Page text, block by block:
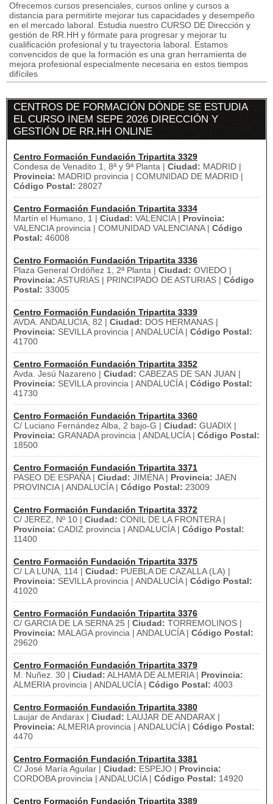
Ofrecemos cursos presenciales, cursos online y cursos a
distancia para permitirte mejorar tus capacidades y desempeño
en el mercado laboral. Estudia nuestro CURSO DE Dirección y
gestión de RR.HH y fórmate para progresar y mejorar tu
cualificación profesional y tu trayectoria laboral. Estamos
convencidos de que la formación es una gran herramienta de
mejora profesional especialmente necesaria en estos tiempos
difíciles
CENTROS DE FORMACIÓN DÓNDE SE ESTUDIA
EL CURSO INEM SEPE 2026 DIRECCIÓN Y
GESTIÓN DE RR.HH ONLINE
Centro Formación Fundación Tripartita 3329
Condesa de Venadito 1, 8ª y 9ª Planta | Ciudad: MADRID |
Provincia: MADRID provincia | COMUNIDAD DE MADRID |
Código Postal: 28027
Centro Formación Fundación Tripartita 3334
Martín el Humano, 1 | Ciudad: VALENCIA | Provincia:
VALENCIA provincia | COMUNIDAD VALENCIANA | Código
Postal: 46008
Centro Formación Fundación Tripartita 3336
Plaza General Ordóñez 1, 2ª Planta | Ciudad: OVIEDO |
Provincia: ASTURIAS | PRINCIPADO DE ASTURIAS | Código
Postal: 33005
Centro Formación Fundación Tripartita 3339
AVDA. ANDALUCIA, 82 | Ciudad: DOS HERMANAS |
Provincia: SEVILLA provincia | ANDALUCÍA | Código Postal:
41700
Centro Formación Fundación Tripartita 3352
Avda. Jesú Nazareno | Ciudad: CABEZAS DE SAN JUAN |
Provincia: SEVILLA provincia | ANDALUCÍA | Código Postal:
41730
Centro Formación Fundación Tripartita 3360
C/ Luciano Fernández Alba, 2 bajo-G | Ciudad: GUADIX |
Provincia: GRANADA provincia | ANDALUCÍA | Código Postal:
18500
Centro Formación Fundación Tripartita 3371
PASEO DE ESPAÑA | Ciudad: JIMENA | Provincia: JAEN
PROVINCIA | ANDALUCÍA | Código Postal: 23009
Centro Formación Fundación Tripartita 3372
C/ JEREZ, Nº 10 | Ciudad: CONIL DE LA FRONTERA |
Provincia: CADIZ provincia | ANDALUCÍA | Código Postal:
11400
Centro Formación Fundación Tripartita 3375
C/ LA LUNA, 114 | Ciudad: PUEBLA DE CAZALLA (LA) |
Provincia: SEVILLA provincia | ANDALUCÍA | Código Postal:
41020
Centro Formación Fundación Tripartita 3376
C/ GARCIA DE LA SERNA 25 | Ciudad: TORREMOLINOS |
Provincia: MALAGA provincia | ANDALUCÍA | Código Postal:
29620
Centro Formación Fundación Tripartita 3379
M. Nuñez. 30 | Ciudad: ALHAMA DE ALMERIA | Provincia:
ALMERIA provincia | ANDALUCÍA | Código Postal: 4003
Centro Formación Fundación Tripartita 3380
Laujar de Andarax | Ciudad: LAUJAR DE ANDARAX |
Provincia: ALMERIA provincia | ANDALUCÍA | Código Postal:
4470
Centro Formación Fundación Tripartita 3381
C/ José María Aguilar | Ciudad: ESPEJO | Provincia:
CORDOBA provincia | ANDALUCÍA | Código Postal: 14920
Centro Formación Fundación Tripartita 3389